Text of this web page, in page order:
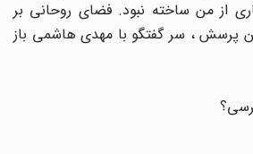
از من ساخته نبود. فضای روحانی بر
، سر گفتگو با مهدی هاشمی باز